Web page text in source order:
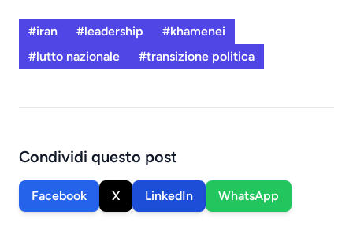
#iran #leadership
#khamenei
#lutto nazionale
#transizione politica
Condividi questo post
Facebook X LinkedIn WhatsApp